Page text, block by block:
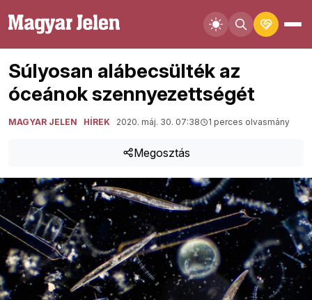
Súlyosan alábecsülték az
óceánok szennyezettségét
MAGYAR JELEN HÍREK 2020. máj. 30. 07:38 1 perces olvasmány
Megosztás